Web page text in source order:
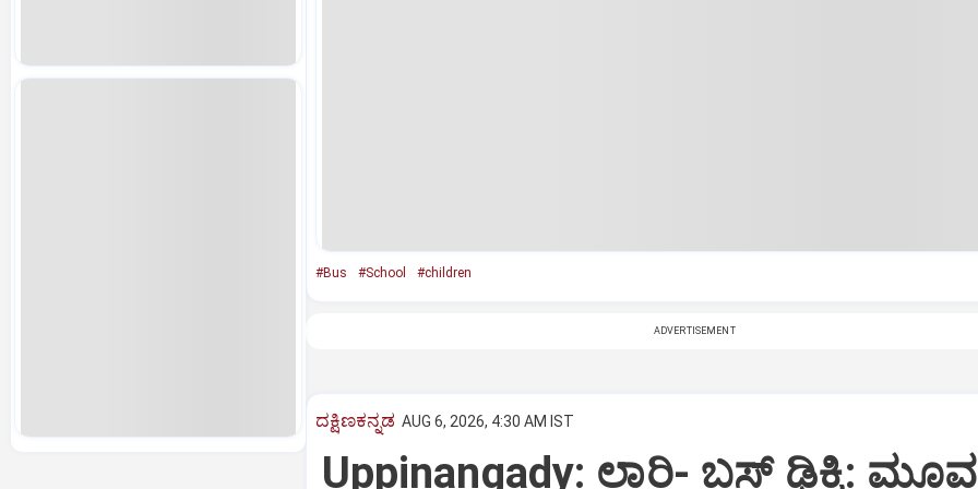
#Bus #School #children
ADVERTISEMENT
ದಕ್ಷಿಣಕನ್ನಡ AUG 6, 2026, 4:30 AM IST
Uppinangady: ಲಾರಿ- ಬಸ್‌ ಢಿಕ್ಕಿ: